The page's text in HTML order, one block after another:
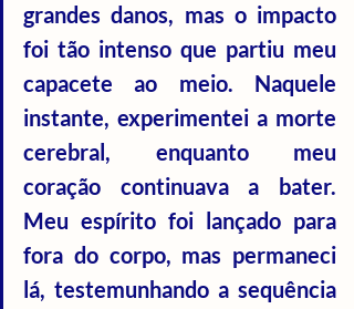
grandes danos, mas o impacto
foi tão intenso que partiu meu
capacete ao meio. Naquele
instante, experimentei a morte
cerebral, enquanto meu
coração continuava a bater.
Meu espírito foi lançado para
fora do corpo, mas permaneci
lá, testemunhando a sequência